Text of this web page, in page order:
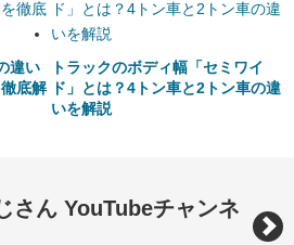
違い
底解
トラックのボディ幅「セミワイ
ド」とは？4トン車と2トン車の違
いを解説
さん YouTubeチャンネ